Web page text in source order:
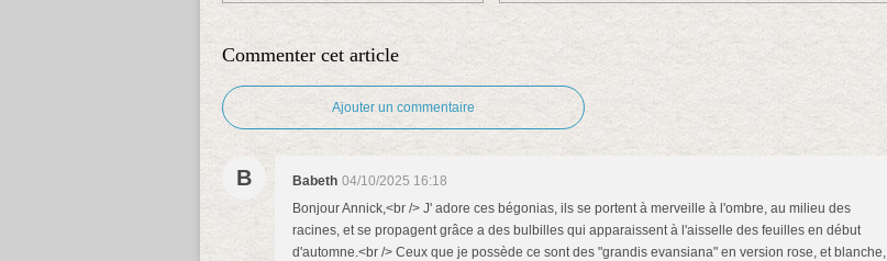
Commenter cet article
Ajouter un commentaire
B Babeth 04/10/2025 16:18
Bonjour Annick,<br /> J' adore ces bégonias, ils se portent à merveille à l'ombre, au milieu des
racines, et se propagent grâce a des bulbilles qui apparaissent à l'aisselle des feuilles en début
d'automne.<br /> Ceux que je possède ce sont des "grandis evansiana" en version rose, et blanche,